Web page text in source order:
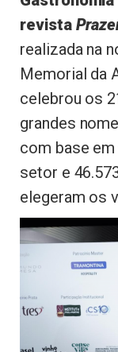
revista
realizada na
Memorial da
celebrou os
grandes
com base
setor e
elegeram os